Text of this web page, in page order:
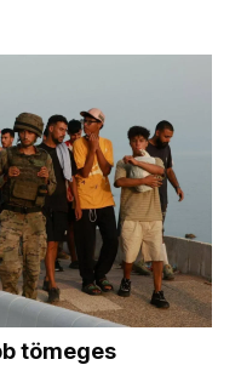
tömeges